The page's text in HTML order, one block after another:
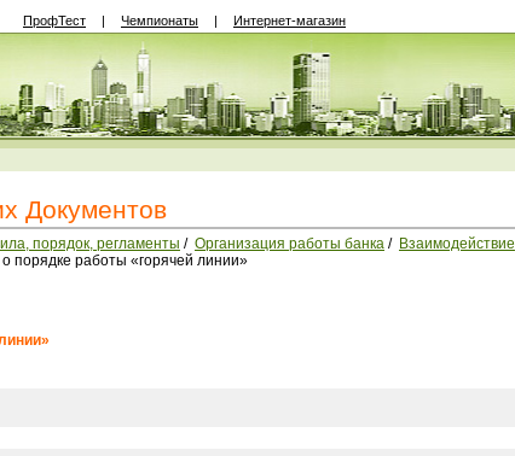
ПрофТест | Чемпионаты | Интернет-магазин
Документов
порядок, регламенты / Организация работы банка / Взаимодействие
порядке работы «горячей линии»